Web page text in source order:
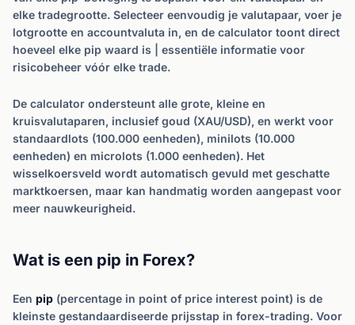
elke tradegrootte. Selecteer eenvoudig je valutapaar, voer je
lotgrootte en accountvaluta in, en de calculator toont direct
hoeveel elke pip waard is | essentiële informatie voor
risicobeheer vóór elke trade.
De calculator ondersteunt alle grote, kleine en
kruisvalutaparen, inclusief goud (XAU/USD), en werkt voor
standaardlots (100.000 eenheden), minilots (10.000
eenheden) en microlots (1.000 eenheden). Het
wisselkoersveld wordt automatisch gevuld met geschatte
marktkoersen, maar kan handmatig worden aangepast voor
meer nauwkeurigheid.
Wat is een pip in Forex?
Een pip (percentage in point of price interest point) is de
kleinste gestandaardiseerde prijsstap in forex-trading. Voor